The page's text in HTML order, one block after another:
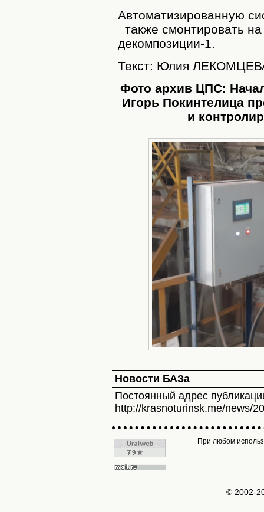
Автоматизированную
также смонтировать
декомпозиции-1.
Текст: Юлия
Фото архив ЦПС:
Игорь Покинтелица
и
Новости БАЗа
Постоянный адрес
http://krasnoturinsk.me/news/
При любом
© 2002-